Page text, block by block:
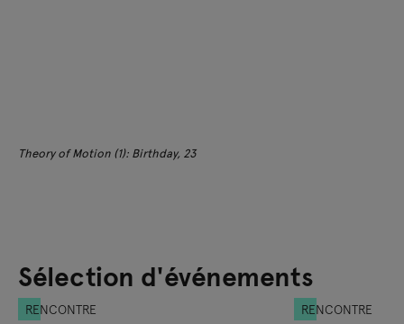
Theory of Motion (1): Birthday, 23
Sélection d'événements
RENCONTRE RENCONTRE